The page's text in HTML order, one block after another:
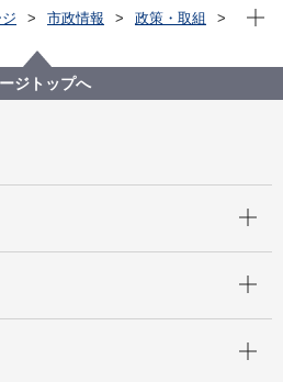
市政情報
政策・取組
ー市（ベナン共和国）との交流
現在
ジトップへ